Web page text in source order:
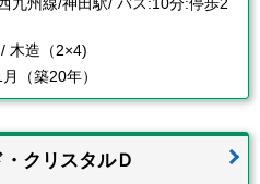
木造（2×4)
（築20年）
クリスタルＤ